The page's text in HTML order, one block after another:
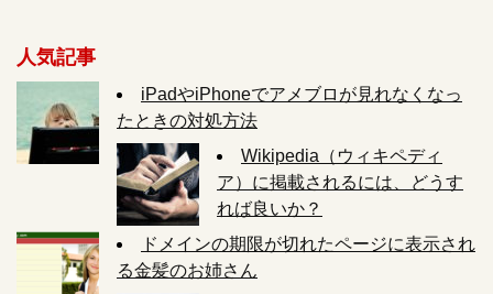
人気記事
iPadやiPhoneでアメブロが見れなくなっ
たときの対処方法
Wikipedia（ウィキペディ
ア）に掲載されるには、どうす
れば良いか？
ドメインの期限が切れたページに表示され
る金髪のお姉さん